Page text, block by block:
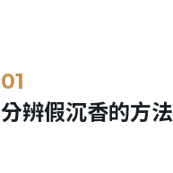
分辨假沉香的方法